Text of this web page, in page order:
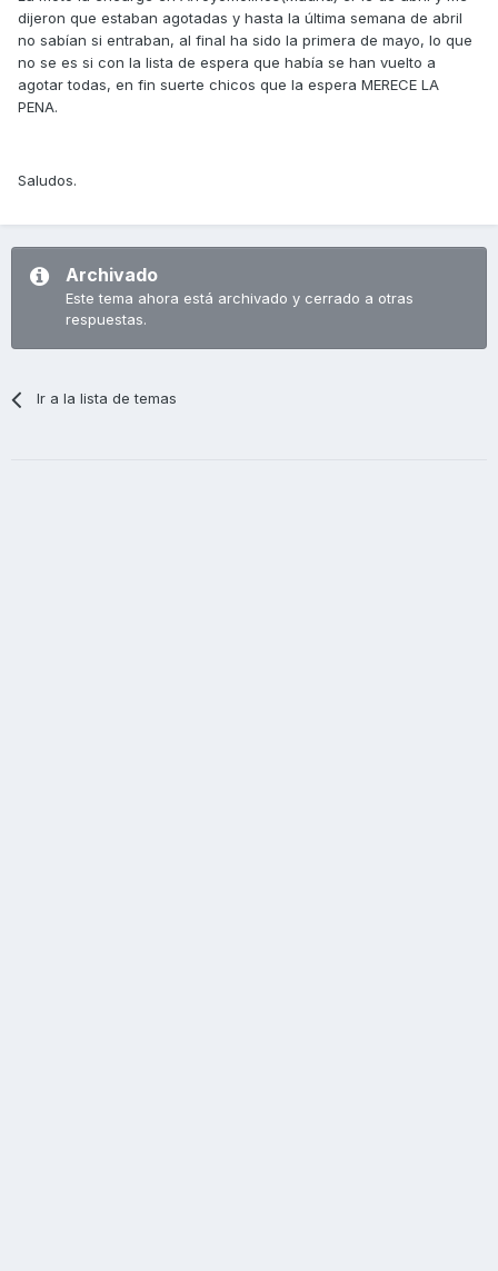
dijeron que estaban agotadas y hasta la última semana de abril
no sabían si entraban, al final ha sido la primera de mayo, lo que
no se es si con la lista de espera que había se han vuelto a
agotar todas, en fin suerte chicos que la espera MERECE LA
PENA.
Saludos.
Archivado
Este tema ahora está archivado y cerrado a otras
respuestas.
Ir a la lista de temas